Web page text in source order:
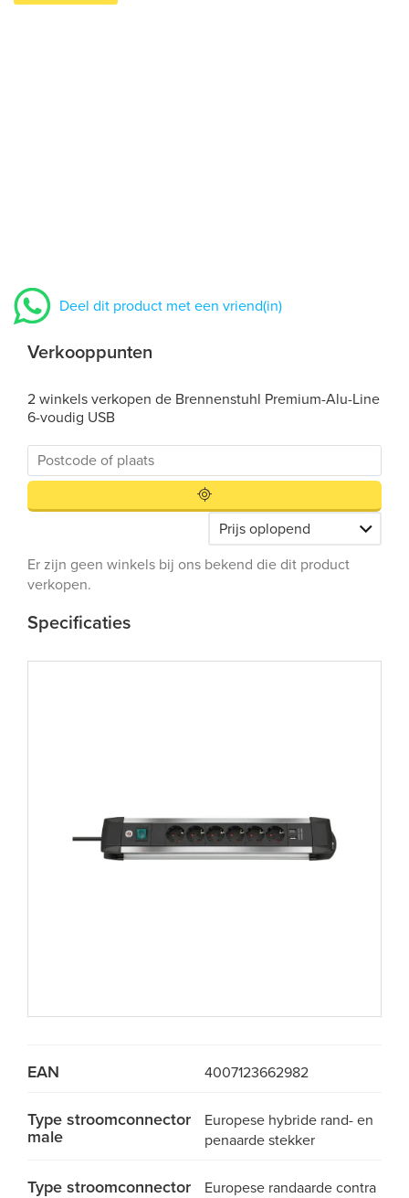
Deel dit product met een vriend(in)
Verkooppunten
2 winkels verkopen de Brennenstuhl Premium-Alu-Line
6-voudig USB
Er zijn geen winkels bij ons bekend die dit product
verkopen.
Specificaties
EAN 4007123662982
Type stroomconnector
male
Europese hybride rand- en
penaarde stekker
Type stroomconnector
Europese randaarde contra